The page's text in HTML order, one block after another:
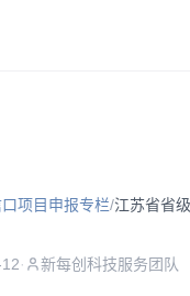
项目申报专栏/
· 新每创科技服务团队